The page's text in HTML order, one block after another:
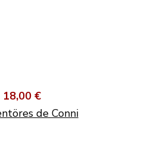
18,00 €
de Conni